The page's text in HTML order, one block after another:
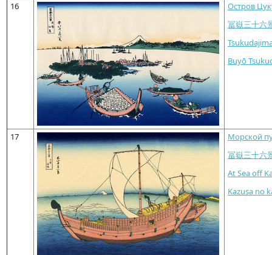
16
Остров
冨嶽三十
Buyō
17
Морской
冨嶽三十
At Sea off
Kazusa no